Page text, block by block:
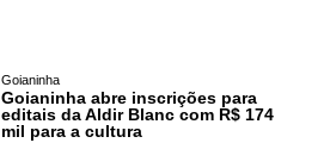
Goianinha
Goianinha abre inscrições para
editais da Aldir Blanc com R$ 174
mil para a cultura